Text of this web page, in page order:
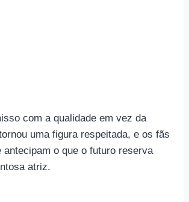
com a qualidade em vez da
uma figura respeitada, e os fãs
antecipam o que o futuro reserva
atriz.